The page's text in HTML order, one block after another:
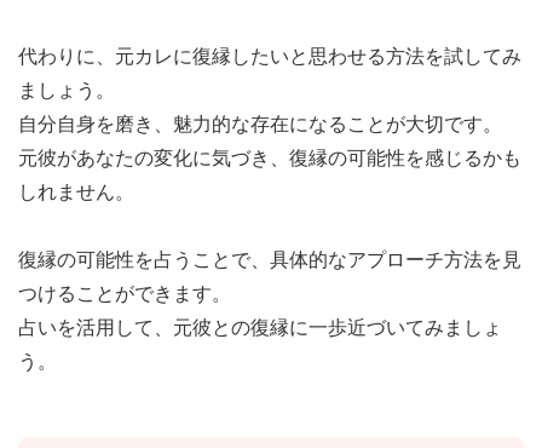
代わりに、元カレに復縁したいと思わせる方法を試してみ
ましょう。
自分自身を磨き、魅力的な存在になることが大切です。
元彼があなたの変化に気づき、復縁の可能性を感じるかも
しれません。
復縁の可能性を占うことで、具体的なアプローチ方法を見
つけることができます。
占いを活用して、元彼との復縁に一歩近づいてみましょ
う。